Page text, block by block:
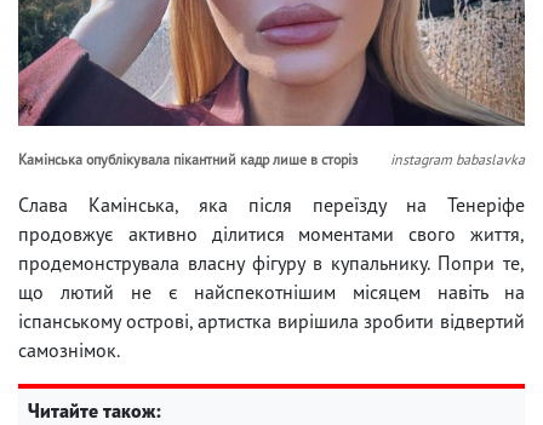
Камінська опублікувала пікантний кадр лише в сторіз instagram babaslavka
Слава Камінська, яка після переїзду на Тенеріфе
продовжує активно ділитися моментами свого життя,
продемонструвала власну фігуру в купальнику. Попри те,
що лютий не є найспекотнішим місяцем навіть на
іспанському острові, артистка вирішила зробити відвертий
самознімок.
Читайте також: